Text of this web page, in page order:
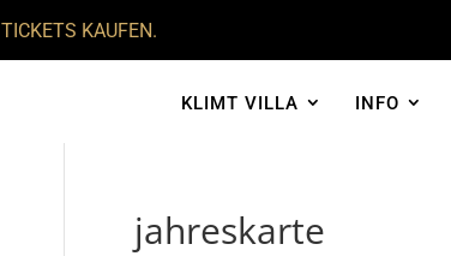
TICKETS KAUFEN.
KLIMT VILLA INFO
jahreskarte